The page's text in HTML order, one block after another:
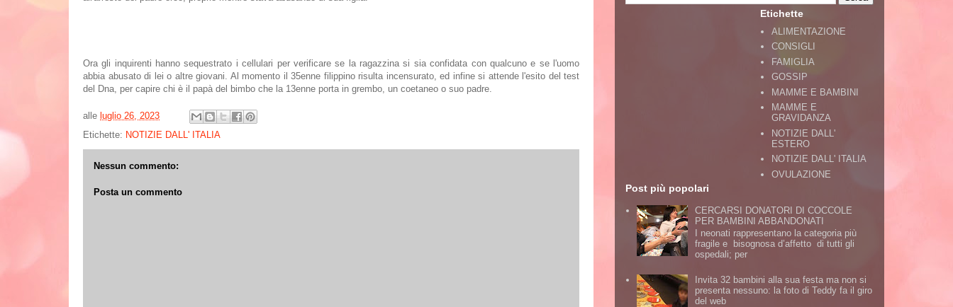
Ora gli inquirenti hanno sequestrato i cellulari per verificare se la ragazzina si sia confidata con qualcuno e se l'uomo
abbia abusato di lei o altre giovani. Al momento il 35enne filippino risulta incensurato, ed infine si attende l'esito del test
del Dna, per capire chi è il papà del bimbo che la 13enne porta in grembo, un coetaneo o suo padre.
alle luglio 26, 2023
Etichette: NOTIZIE DALL' ITALIA
Nessun commento:
Posta un commento
Etichette
ALIMENTAZIONE
CONSIGLI
FAMIGLIA
GOSSIP
MAMME E BAMBINI
MAMME E
GRAVIDANZA
NOTIZIE DALL'
ESTERO
NOTIZIE DALL' ITALIA
OVULAZIONE
Post più popolari
CERCARSI DONATORI DI COCCOLE
PER BAMBINI ABBANDONATI
I neonati rappresentano la categoria più
fragile e bisognosa d’affetto di tutti gli
ospedali; per
Invita 32 bambini alla sua festa ma non si
presenta nessuno: la foto di Teddy fa il giro
del web